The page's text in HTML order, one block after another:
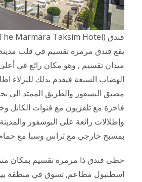
فندق (The Marmara Taksim Hotel)
يقع فندق مرمرة تقسيم قي قلب
ميدان تقسيم , وهو مكان رائع في
الهضاب السبعة فيقدم بذلك للنزلاء
مضيق البسفور والطريق الممتد الى
فاخرة مع تلفزيون مع قنوات الكابل
وإطلالات رائعة على البوسفور
بمسبح خارجي مع تراس وسبا مع
حظى فندق ذا مرمرة تقسيم بمكان
اسطنبول مطاعم, تسوق في منطقة